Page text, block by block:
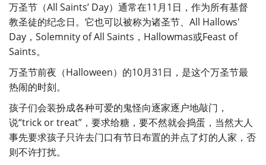
万圣节（All Saints’ Day）通常在11月1日，作为所有基督
教圣徒的纪念日。它也可以被称为诸圣节、All Hallows'
Day，Solemnity of All Saints，Hallowmas或Feast of
Saints。
万圣节前夜（Halloween）的10月31日，是这个万圣节最
热闹的时刻。
孩子们会装扮成各种可爱的鬼怪向逐家逐户地敲门，
说“trick or treat”，要求给糖，要不然就会捣蛋，当然大人
事先要求孩子只许去门口有节日布置的并点了灯的人家，否
则不许打扰。